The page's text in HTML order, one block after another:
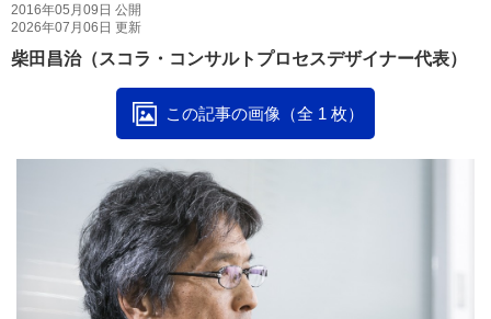
2016年05月09日 公開
2026年07月06日 更新
柴田昌治（スコラ・コンサルトプロセスデザイナー代表）
この記事の画像（全 1 枚）